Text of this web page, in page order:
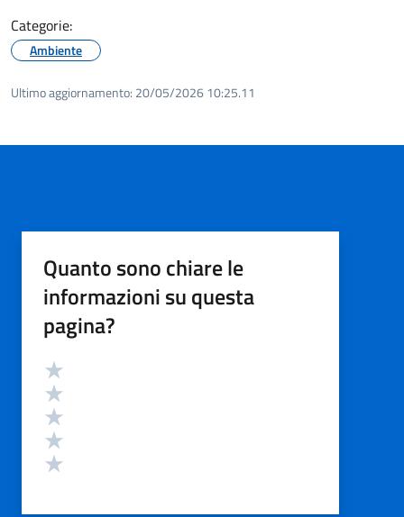
Categorie:
Ambiente
Ultimo aggiornamento: 20/05/2026 10:25.11
Quanto sono chiare le
informazioni su questa
pagina?
Valutazione